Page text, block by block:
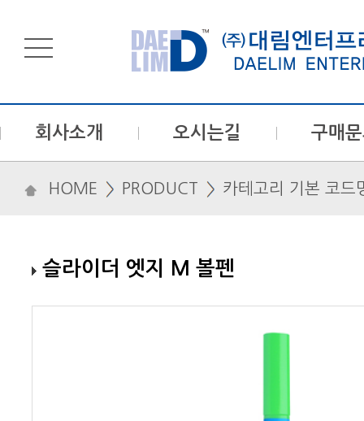
회사소개 오시는길 구매
HOME PRODUCT 카테고리 기본 코드
슬라이더 엣지 M 볼펜